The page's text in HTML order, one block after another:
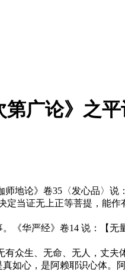
广论》之平
地论》卷35〈发心品〉说：
证无上正等菩提，能作
华严经》卷14 说：【无
生、无命、无人，丈夫
如心，是阿赖耶识心体